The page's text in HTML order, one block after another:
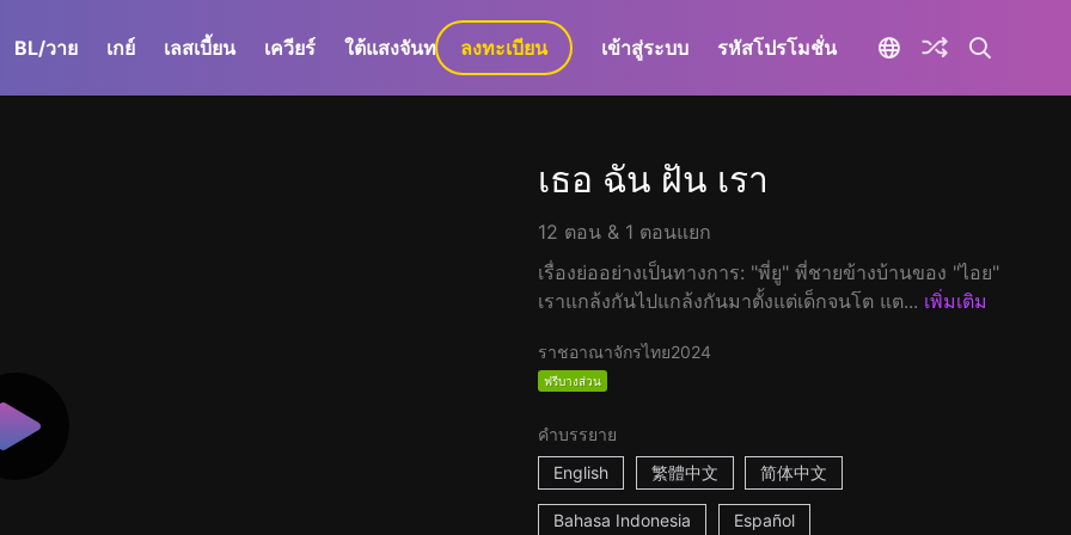
BL/วาย เกย์ เลสเบี้ยน เควียร์ ใต้แสงจันทร์ GaLa+
ลงทะเบียน เข้าสู่ระบบ รหัสโปรโมชั่น
เธอ ฉัน ฝัน เรา
12 ตอน & 1 ตอนแยก
เรื่องย่ออย่างเป็นทางการ: "พี่ยู" พี่ชายข้างบ้านของ "ไอย"
เราแกล้งกันไปแกล้งกันมาตั้งแต่เด็กจนโต แต... เพิ่มเติม
ราชอาณาจักรไทย2024
ฟรีบางส่วน
คำบรรยาย
English
繁體中文 简体中文
Bahasa Indonesia Español